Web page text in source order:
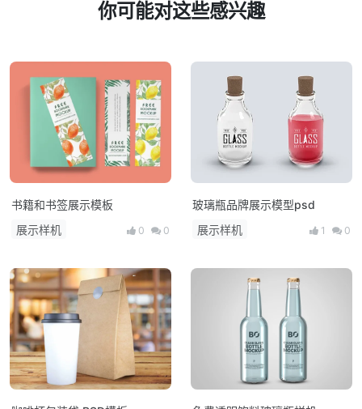
你可能对这些感兴趣
书籍和书签展示模板
展示样机
0 0
玻璃瓶品牌展示模型psd
展示样机
1 0